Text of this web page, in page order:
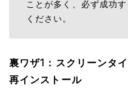
ことが多く、必ず成功
ください。
裏ワザ1：スクリーンタ
再インストール